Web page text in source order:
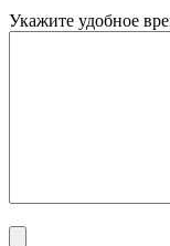
Укажите удобное